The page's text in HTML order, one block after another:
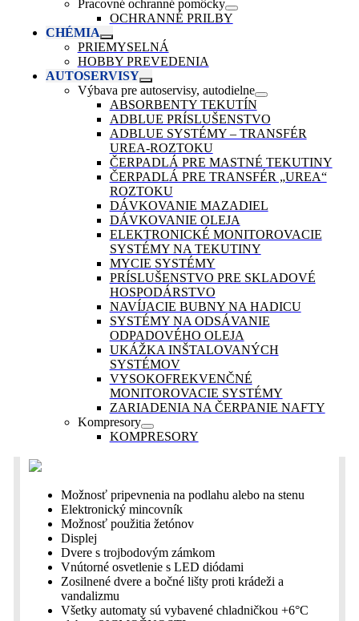
Pracovné ochranné pomôcky
OCHRANNÉ PRILBY
CHÉMIA
PRIEMYSELNÁ
HOBBY PREVEDENIA
AUTOSERVISY
Výbava pre autoservisy, autodielne
ABSORBENTY TEKUTÍN
ADBLUE PRÍSLUŠENSTVO
ADBLUE SYSTÉMY – TRANSFÉR
UREA-ROZTOKU
ČERPADLÁ PRE MASTNÉ TEKUTINY
ČERPADLÁ PRE TRANSFÉR „UREA“
ROZTOKU
DÁVKOVANIE MAZADIEL
DÁVKOVANIE OLEJA
ELEKTRONICKÉ MONITOROVACIE
SYSTÉMY NA TEKUTINY
MYCIE SYSTÉMY
PRÍSLUŠENSTVO PRE SKLADOVÉ
HOSPODÁRSTVO
NAVÍJACIE BUBNY NA HADICU
SYSTÉMY NA ODSÁVANIE
ODPADOVÉHO OLEJA
UKÁŽKA INŠTALOVANÝCH
SYSTÉMOV
VYSOKOFREKVENČNÉ
MONITOROVACIE SYSTÉMY
ZARIADENIA NA ČERPANIE NAFTY
Kompresory
KOMPRESORY
Možnosť pripevnenia na podlahu alebo na stenu
Elektronický mincovník
Možnosť použitia žetónov
Displej
Dvere s trojbodovým zámkom
Vnútorné osvetlenie s LED diódami
Zosilnené dvere a bočné lišty proti krádeži a
vandalizmu
Všetky automaty sú vybavené chladničkou +6°C